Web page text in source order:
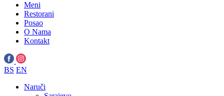
Meni
Restorani
Posao
O Nama
Kontakt
BS EN
Naruči